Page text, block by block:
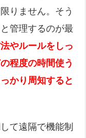
りません。そう
管理するのが最
やルールをしっ
程度の時間使う
かり周知すると
て遠隔で機能制